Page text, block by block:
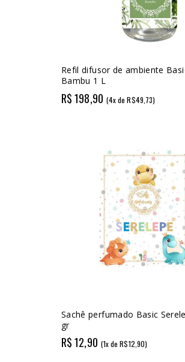
Refil difusor de ambiente
Bambu 1 L
R$ 198,90 (4x de R$49,73)
Sachê perfumado Basic
gr
R$ 12,90 (1x de R$12,90)